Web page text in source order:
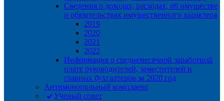
Сведения о доходах, расходах, об имуществе
и обязательствах имущественного характера
2019
2020
2021
2022
Информация о среднемесячной заработной
плате руководителей, заместителей и
главных бухгалтеров за 2020 год
Антимонопольный комплаенс
Ученый совет